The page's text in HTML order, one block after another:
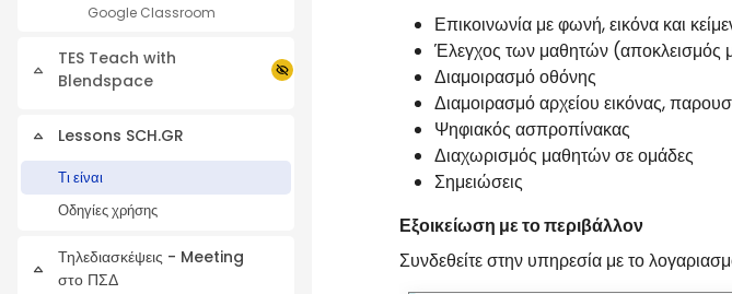
Google Classroom
Collapse
TES Teach with
Blendspace
Collapse
Lessons SCH.GR
Τι είναι
Οδηγίες χρήσης
Collapse
Τηλεδιασκέψεις - Meeting
στο ΠΣΔ
Επικοινωνία με φωνή, εικόνα και
Έλεγχος των μαθητών (αποκλεισμός
Διαμοιρασμό οθόνης
Διαμοιρασμό αρχείου εικόνας,
Ψηφιακός ασπροπίνακας
Διαχωρισμός μαθητών σε ομάδες
Σημειώσεις
Εξοικείωση με το περιβάλλον
Συνδεθείτε στην υπηρεσία με το